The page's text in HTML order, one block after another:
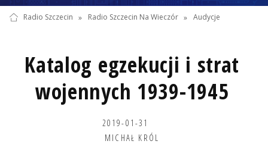
Radio Szczecin » Radio Szczecin Na Wieczór » Audycje
Katalog egzekucji i strat
wojennych 1939-1945
2019-01-31
MICHAŁ KRÓL